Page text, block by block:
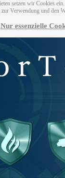
setzen wir Cookies
Verwendung und den
Nur essenzielle